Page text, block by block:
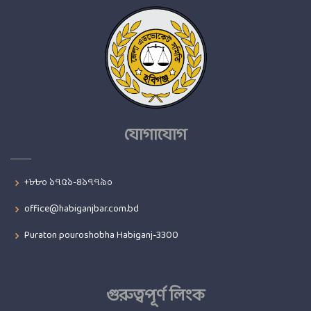
যোগাযোগ
+৮৮০ ১৭৫১-৪১৭৭৯০
office@habiganjbar.com.bd
Puraton pouroshobha Habiganj-3300
গুরুত্বপূর্ণ লিংক